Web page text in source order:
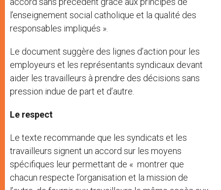
l’enseignement social catholique et la qualité des
responsables impliqués ».
Le document suggère des lignes d’action pour les
employeurs et les représentants syndicaux devant
aider les travailleurs à prendre des décisions sans
pression indue de part et d’autre.
Le respect
Le texte recommande que les syndicats et les
travailleurs signent un accord sur les moyens
spécifiques leur permettant de « montrer que
chacun respecte l’organisation et la mission de